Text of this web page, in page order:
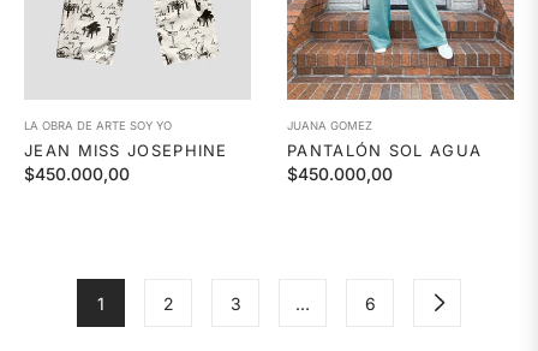
LA OBRA DE ARTE SOY YO
JEAN MISS JOSEPHINE
Precio
$450.000,00
JUANA GOMEZ
PANTALÓN SOL AGUA
Precio
$450.000,00
1 2 3 … 6